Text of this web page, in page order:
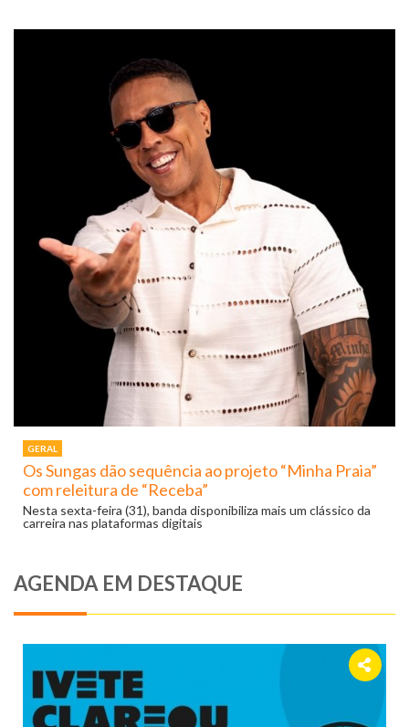
GERAL
Os Sungas dão sequência ao projeto “Minha Praia”
com releitura de “Receba”
Nesta sexta-feira (31), banda disponibiliza mais um clássico da
carreira nas plataformas digitais
AGENDA EM DESTAQUE